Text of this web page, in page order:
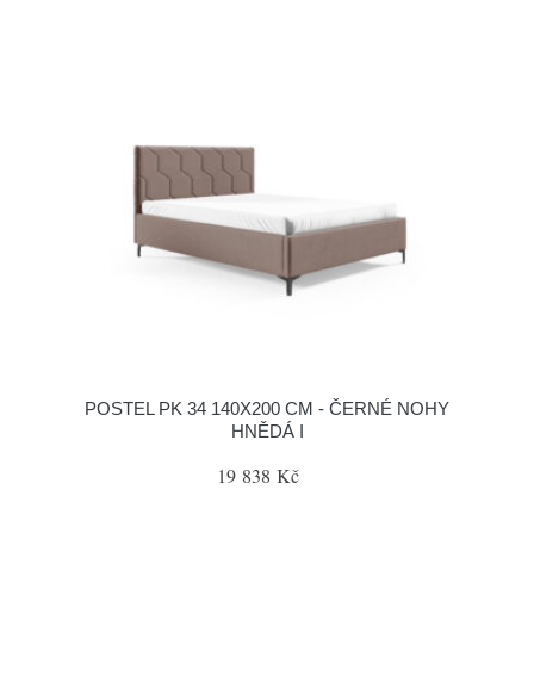
POSTEL PK 34 140X200 CM - ČERNÉ NOHY
HNĚDÁ I
19 838 Kč